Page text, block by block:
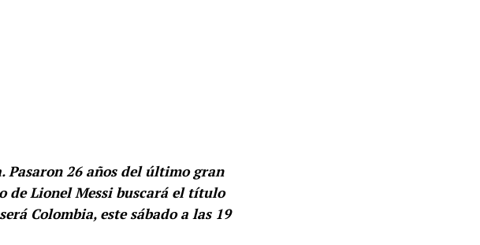
Pasaron 26 años del último gran
de Lionel Messi buscará el título
Colombia, este sábado a las 19